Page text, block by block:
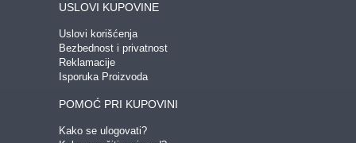
USLOVI KUPOVINE
Uslovi korišćenja
Bezbednost i privatnost
Reklamacije
Isporuka Proizvoda
POMOĆ PRI KUPOVINI
Kako se ulogovati?